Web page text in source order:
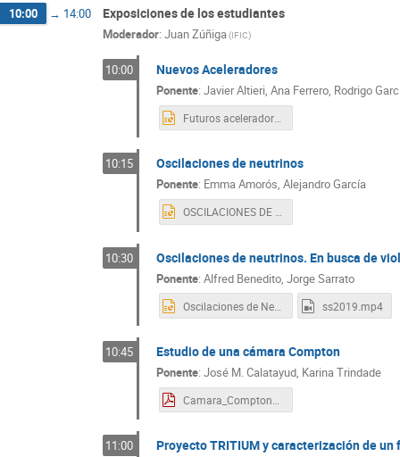
10:00 → 14:00 Exposiciones de los estudiantes
Moderador: Juan Zúñiga(IFIC)
10:00 Nuevos Aceleradores
Ponente: Javier Altieri, Ana Ferrero, Rodrigo
Futuros aceleradores.pptx
10:15 Oscilaciones de neutrinos
Ponente: Emma Amorós, Alejandro García
OSCILACIONES DE NEUTRINOS.pptx
10:30 Oscilaciones de neutrinos. En busca de
Ponente: Alfred Benedito, Jorge Sarrato
Oscilaciones de Neutrinos pen.pptx ss2019.mp4
10:45 Estudio de una cámara Compton
Ponente: José M. Calatayud, Karina Trindade
Camara_Compton_Calatayud_Trindade.pdf
11:00 Proyecto TRITIUM y caracterización de un